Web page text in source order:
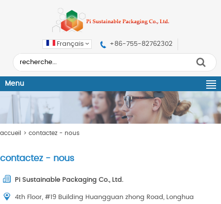
Français +86-755-82762302
Menu
accueil > contactez - nous
contactez - nous
Pi Sustainable Packaging Co., Ltd.
4th Floor, #19 Building Huangguan zhong Road, Longhua